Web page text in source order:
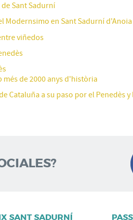
Sant Sadurní
Modernsimo en Sant Sadurní d'Anoia
viñedos
més de 2000 anys d'història
Cataluña a su paso por el Penedès y
SANT SADURNÍ